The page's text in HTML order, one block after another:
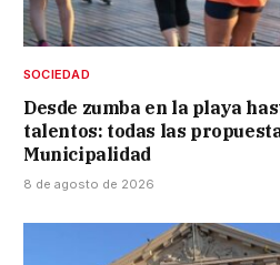
SOCIEDAD
Desde zumba en la playa
talentos: todas las
Municipalidad
8 de agosto de 2026